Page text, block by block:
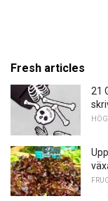
Fresh articles
21